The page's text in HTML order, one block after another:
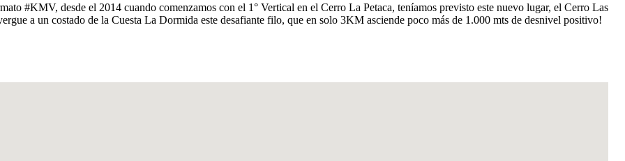
#KMV, desde el 2014 cuando comenzamos con el 1° Vertical en el Cerro La Petaca, teníamos previsto este nuevo lugar, el Cerro Las
a un costado de la Cuesta La Dormida este desafiante filo, que en solo 3KM asciende poco más de 1.000 mts de desnivel positivo!